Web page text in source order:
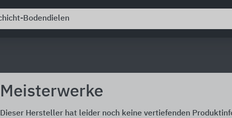
Meisterwerke
Dieser Hersteller hat leider noch keine vertiefenden